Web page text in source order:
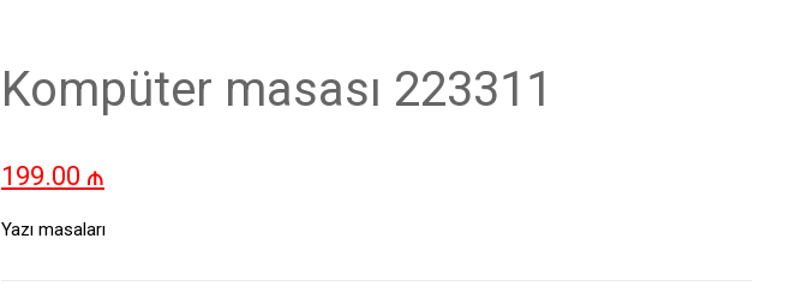
Kompüter masası 223311
199.00 ₼
Yazı masaları